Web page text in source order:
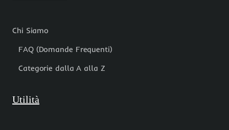
Chi Siamo
FAQ (Domande Frequenti)
Categorie dalla A alla Z
Utilità